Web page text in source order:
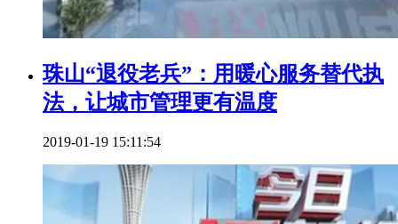
珠山“退役老兵”：用暖心服务替代执
法，让城市管理更有温度
2019-01-19 15:11:54